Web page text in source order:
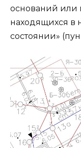
оснований или
находящихся в
состоянии»